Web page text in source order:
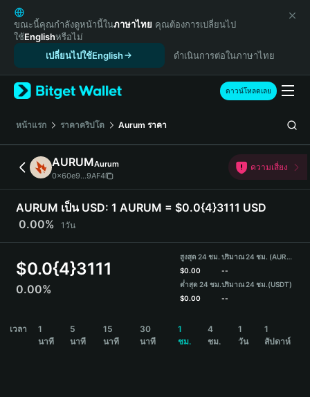
English
日本語
Tiếng Việt
Español (Latinoamérica)
Türkçe
Français
Deutsch
简体中文
繁體中文
Português (Portugal)
Bahasa Indonesia
ภาษาไทย
हिन्दी
Español
Português (Brasil)
ขณะนี้คุณกำลังดูหน้านี้ในภาษาไทย คุณต้องการเปลี่ยนไป
ใช้Englishหรือไม่
เปลี่ยนไปใช้English
ดำเนินการต่อในภาษาไทย
ดาวน์โหลดเลย
หน้าแรก ราคาคริปโต Aurum ราคา
AURUMAurum
0x60e9...9AF4
ความเสี่ยง
AURUM เป็น USD: 1 AURUM = $0.0{4}3111 USD
0.00%
1วัน
$0.0{4}3111
0.00%
สูงสุด 24 ชม.
$0.00
ต่ำสุด 24 ชม.
$0.00
ปริมาณ 24 ชม. (AURUM)
--
ปริมาณ 24 ชม.(USDT)
--
เวลา
1
นาที
5
นาที
15
นาที
30
นาที
1
ชม.
4
ชม.
1
วัน
1
สัปดาห์